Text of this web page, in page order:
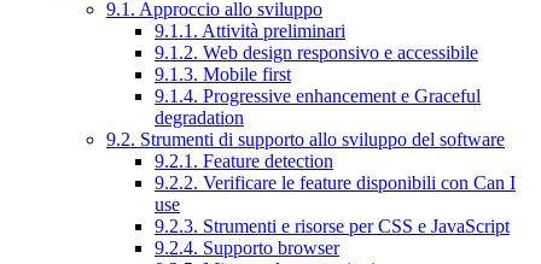
9.1. Approccio allo sviluppo
9.1.1. Attività preliminari
9.1.2. Web design responsivo e accessibile
9.1.3. Mobile first
9.1.4. Progressive enhancement e Graceful
degradation
9.2. Strumenti di supporto allo sviluppo del software
9.2.1. Feature detection
9.2.2. Verificare le feature disponibili con Can I
use
9.2.3. Strumenti e risorse per CSS e JavaScript
9.2.4. Supporto browser